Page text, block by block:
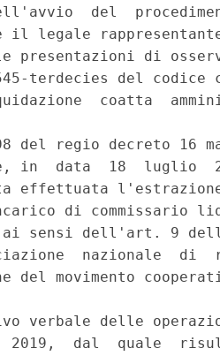
dell'avvio  del
il legale
presentazioni di
terdecies del codice
coatta
del regio decreto 16
in  data  18  luglio
effettuata
di commissario
ai sensi dell'art. 9
nazionale  di
del movimento
verbale delle
2019,  dal  quale